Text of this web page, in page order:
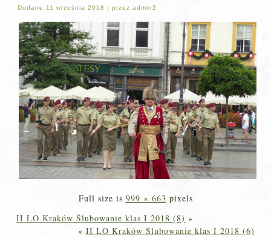
Dodane 11 września 2018 |przez admin2
Full size is 999 × 663 pixels
II LO Kraków Ślubowanie klas I 2018 (8) »
« II LO Kraków Ślubowanie klas I 2018 (6)